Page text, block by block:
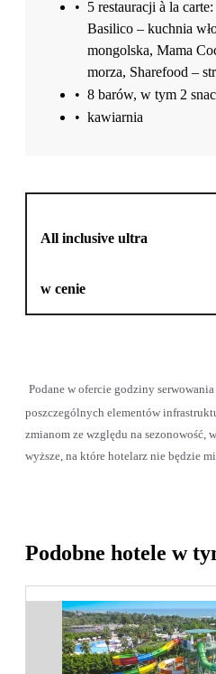
• 5 restauracji à la
Basilico – kuchnia
mongolska, Mama
morza, Sharefood –
• 8 barów, w tym 2
• kawiarnia
All inclusive ultra
w cenie
Podane w ofercie godziny
poszczególnych elementów
zmianom ze względu na sezonowość,
wyższe, na które hotelarz nie będzie
Podobne hotele w